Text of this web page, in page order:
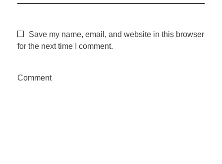
Save my name, email, and website in this browser
for the next time I comment.
Comment